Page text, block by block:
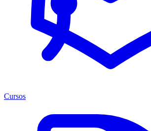
Cursos